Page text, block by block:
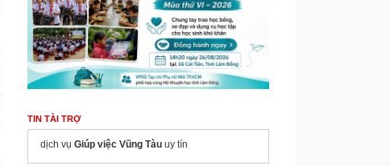
TIN TÀI TRỢ
dịch vụ Giúp việc Vũng Tàu uy tín